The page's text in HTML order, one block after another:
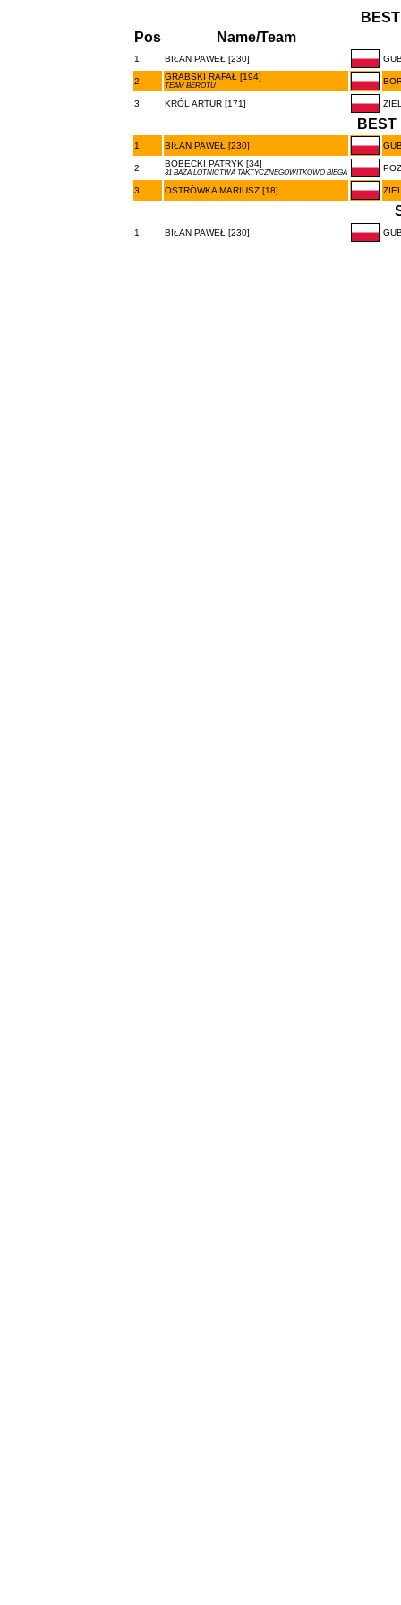
Pos
Name/Team
1 BIŁAN PAWEŁ [230]
2 GRABSKI RAFAŁ [194]
TEAM BEROTU
3 KRÓL ARTUR [171]
BEST
1 BIŁAN PAWEŁ [230]
2 BOBECKI PATRYK [34]
31 BAZA LOTNICTWA TAKTYCZNEGOWITKOWO BIEGA
3 OSTRÓWKA MARIUSZ [18]
1 BIŁAN PAWEŁ [230]